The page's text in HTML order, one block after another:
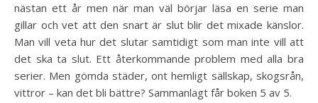
nästan ett år men när man väl börjar läsa en serie man
gillar och vet att den snart är slut blir det mixade känslor.
Man vill veta hur det slutar samtidigt som man inte vill att
det ska ta slut. Ett återkommande problem med alla bra
serier. Men gömda städer, ont hemligt sällskap, skogsrån,
vittror – kan det bli bättre? Sammanlagt får boken 5 av 5.